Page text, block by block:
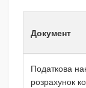
Документ
Податкова
розрахунок